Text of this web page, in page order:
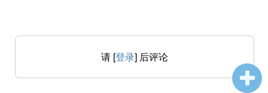
请 [登录] 后评论